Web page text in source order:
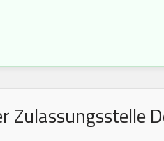
Zulassungsstelle